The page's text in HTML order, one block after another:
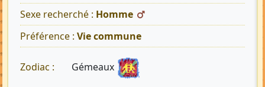
Sexe recherché : Homme
Préférence : Vie commune
Zodiac : Gémeaux